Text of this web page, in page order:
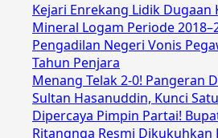
Kejari Enrekang Lidik
Mineral Logam Periode
Pengadilan Negeri Vonis
Tahun Penjara
Menang Telak 2-0! Pangeran
Sultan Hasanuddin, Kunci
Dipercaya Pimpin Partai!
Ritangnga Resmi Dikukuhkan